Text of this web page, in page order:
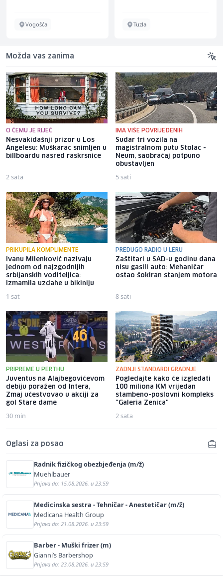
Vogošća Tuzla
Možda vas zanima
O ČEMU JE RIJEČ
Nesvakidašnji prizor u Los
Angelesu: Muškarac snimljen u
billboardu nasred raskrsnice
2 sata
IMA VIŠE POVRIJEĐENIH
Sudar tri vozila na
magistralnom putu Stolac -
Neum, saobraćaj potpuno
obustavljen
5 sati
PRIKUPILA KOMPLIMENTE
Ivanu Milenković nazivaju
jednom od najzgodnijih
srbijanskih voditeljica:
Izmamila uzdahe u bikiniju
1 sat
PREDUGO RADIO U LERU
Zaštitari u SAD-u godinu dana
nisu gasili auto: Mehaničar
ostao šokiran stanjem motora
8 sati
PRIPREME U PERTHU
Juventus na Alajbegovićevom
debiju poražen od Intera,
Zmaj učestvovao u akciji za
gol Stare dame
30 min
ZADNJI STANDARDI GRADNJE
Pogledajte kako će izgledati
100 miliona KM vrijedan
stambeno-poslovni kompleks
"Galeria Zenica"
2 sata
Oglasi za posao
Radnik fizičkog obezbjeđenja (m/ž)
Muehlbauer
Prijava do: 15.08.2026. u 23:59
Medicinska sestra - Tehničar - Anestetičar (m/ž)
Medicana Health Group
Prijava do: 21.08.2026. u 23:59
Barber - Muški frizer (m)
Gianni’s Barbershop
Prijava do: 23.08.2026. u 23:59